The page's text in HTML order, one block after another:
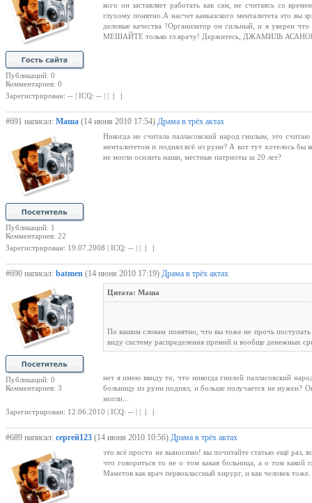
Публикаций: 0
Комментариев: 0
кого он заставляет работать как сам, не считаясь со
глухому понятно.А насчет кавказского менталитета это вы
деловые качества !Организатор он сильный, и я уверен
МЕШАЙТЕ только гл.врачу! Держитесь, ДЖАМИЛЬ
Зарегистрирован: -- | ICQ: -- | | | |
#691 написал: Маша (14 июня 2010 17:54) Драма в трёх актах
Публикаций: 1
Комментариев: 22
Никогда не считала палласовский народ гнилым, это
менталитетом и поднял всё из руин? А вот тут хотелось бы
не могли осилить наши, местные патриоты за 20 лет?
Зарегистрирован: 19.07.2008 | ICQ: -- | | | |
#690 написал: batmen (14 июня 2010 17:19) Драма в трёх актах
Публикаций: 0
Комментариев: 3
Цитата: Маша
По вашим словам понятно, что вы тоже не прочь
виду систему распределения премий и вообще денежных
нет я имею ввиду то, что никогда гнилой палласовский
больницу из руин поднял, и больше получается не нужен?
могли...
Зарегистрирован: 12.06.2010 | ICQ: -- | | | |
#689 написал: сергей123 (14 июня 2010 10:56) Драма в трёх актах
это всё просто не выносимо! вы почитайте статью ещё раз,
что говориться то не о том какая больница, а о том какой
Маметов как врач первоклассный хирург, и как человек тоже.